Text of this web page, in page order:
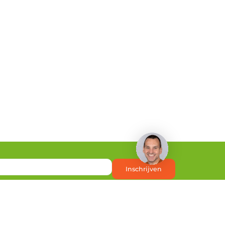
Inschrijven